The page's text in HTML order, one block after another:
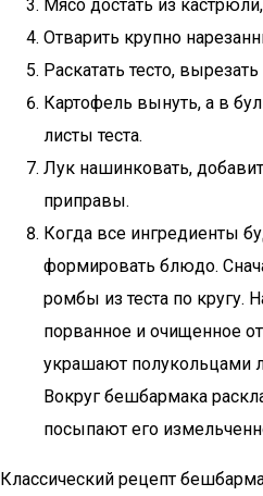
Мясо достать из
Отварить крупно
Раскатать тесто,
Картофель вынуть, а в
листы теста.
Лук нашинковать,
приправы.
Когда все ингредиенты
формировать блюдо.
ромбы из теста по кругу.
порванное и очищенное
украшают полукольцами
Вокруг бешбармака
посыпают его
Классический рецепт